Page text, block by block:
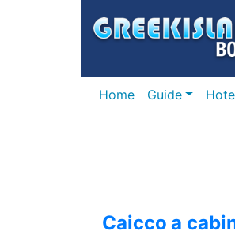
Home Guide
Caicco a